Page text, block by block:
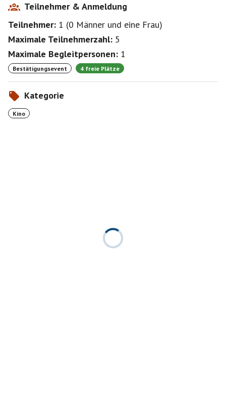
Teilnehmer & Anmeldung
Teilnehmer: 1 (0 Männer und eine Frau)
Maximale Teilnehmerzahl: 5
Maximale Begleitpersonen: 1
Bestätigungsevent 4 freie Plätze
Kategorie
Kino